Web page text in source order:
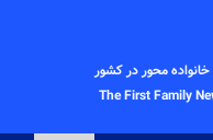
محور در کشور
The First Family